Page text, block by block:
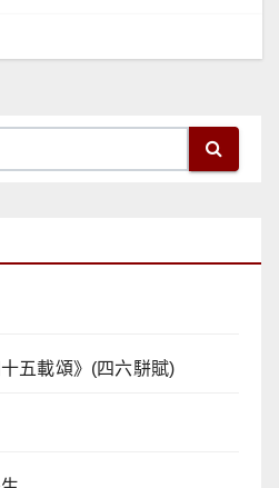
五載頌》(四六駢賦)